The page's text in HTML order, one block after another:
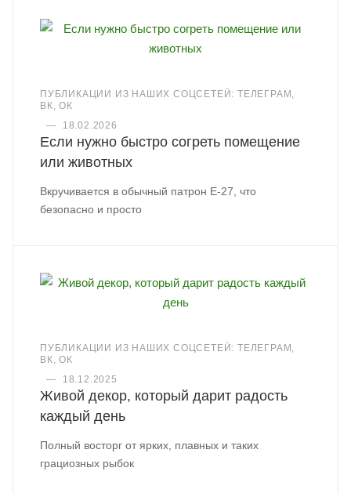
ПУБЛИКАЦИИ ИЗ НАШИХ СОЦСЕТЕЙ: ТЕЛЕГРАМ,
ВК, ОК
—
18.02.2026
Если нужно быстро согреть помещение
или животных
Вкручивается в обычный патрон Е-27, что
безопасно и просто
ПУБЛИКАЦИИ ИЗ НАШИХ СОЦСЕТЕЙ: ТЕЛЕГРАМ,
ВК, ОК
—
18.12.2025
Живой декор, который дарит радость
каждый день
Полный восторг от ярких, плавных и таких
грациозных рыбок